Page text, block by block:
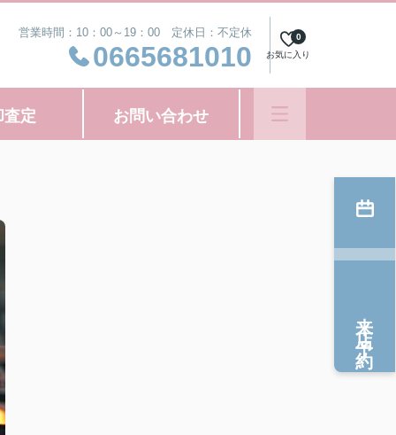
営業時間：10：00～19：00 定休日：不定休
0665681010 お気に入り
0
査定 お問い合わせ
来店予約